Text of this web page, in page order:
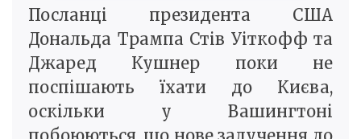
Посланці президента США
Дональда Трампа Стів Уіткофф та
Джаред Кушнер поки не
поспішають їхати до Києва,
оскільки у Вашингтоні